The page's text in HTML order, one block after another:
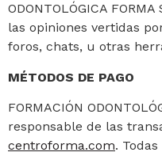
ODONTOLÓGICA
las opiniones vertidas
foros, chats, u otras
MÉTODOS DE PAGO
FORMACIÓN
responsable de las
centroforma.com.